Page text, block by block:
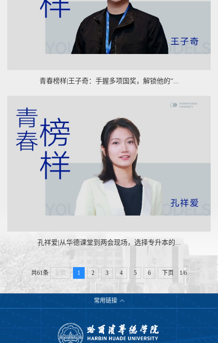
青春榜样|王子奇：手握多项国奖，解锁他的“...
孔祥爱|从华德课堂到两会现场，选择专升本的...
共61条 上页 1 2 3 4 5 6 下页 1/6
常用链接